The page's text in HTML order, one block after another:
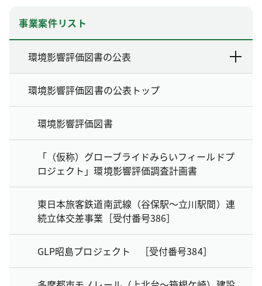
事業案件リスト
環境影響評価図書の公表
環境影響評価図書の公表トップ
環境影響評価図書
「（仮称）グローブライドみらいフィールドプ
ロジェクト」環境影響評価調査計画書
東日本旅客鉄道南武線（谷保駅～立川駅間）連
続立体交差事業［受付番号386］
GLP昭島プロジェクト ［受付番号384］